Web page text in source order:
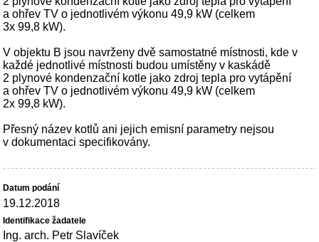
a ohřev TV o jednotlivém výkonu 49,9 kW (celkem
3x 99,8 kW).
V objektu B jsou navrženy dvě samostatné místnosti, kde v
každé jednotlivé místnosti budou umístěny v kaskádě
2 plynové kondenzační kotle jako zdroj tepla pro vytápění
a ohřev TV o jednotlivém výkonu 49,9 kW (celkem
2x 99,8 kW).
Přesný název kotlů ani jejich emisní parametry nejsou
v dokumentaci specifikovány.
19.12.2018
Ing. arch. Petr Slavíček